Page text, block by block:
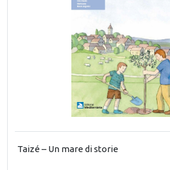
Taizé – Un mare di storie